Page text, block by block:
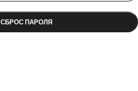
СБРОС ПАРОЛЯ